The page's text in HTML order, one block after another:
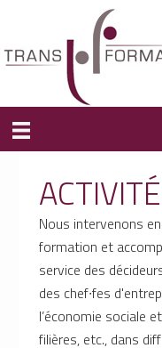
Nous intervenons
formation et
service des
des chef∙fes
l’économie sociale
filières, etc., dans